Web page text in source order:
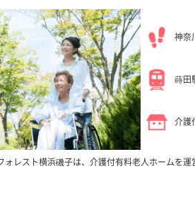
神奈
蒔田
介護
ォレスト横浜磯子は、介護付有料老人ホームを運